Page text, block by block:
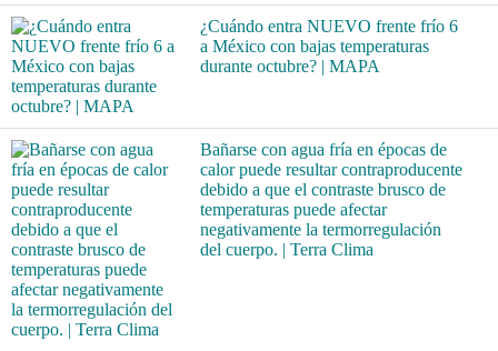
¿Cuándo entra NUEVO frente frío 6
a México con bajas temperaturas
durante octubre? | MAPA
Bañarse con agua fría en épocas de
calor puede resultar contraproducente
debido a que el contraste brusco de
temperaturas puede afectar
negativamente la termorregulación
del cuerpo. | Terra Clima